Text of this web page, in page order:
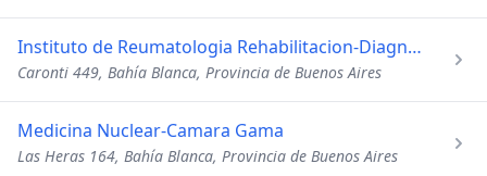
Instituto de Reumatologia Rehabilitacion-Diagnostico Medico
Caronti 449, Bahía Blanca, Provincia de Buenos Aires
Medicina Nuclear-Camara Gama
Las Heras 164, Bahía Blanca, Provincia de Buenos Aires